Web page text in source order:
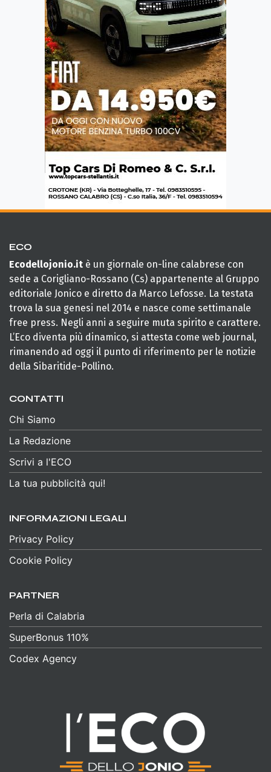
ECO
Ecodellojonio.it è un giornale on-line calabrese con
sede a Corigliano-Rossano (Cs) appartenente al Gruppo
editoriale Jonico e diretto da Marco Lefosse. La testata
trova la sua genesi nel 2014 e nasce come settimanale
free press. Negli anni a seguire muta spirito e carattere.
L’Eco diventa più dinamico, si attesta come web journal,
rimanendo ad oggi il punto di riferimento per le notizie
della Sibaritide-Pollino.
CONTATTI
Chi Siamo
La Redazione
Scrivi a l'ECO
La tua pubblicità qui!
INFORMAZIONI LEGALI
Privacy Policy
Cookie Policy
PARTNER
Perla di Calabria
SuperBonus 110%
Codex Agency